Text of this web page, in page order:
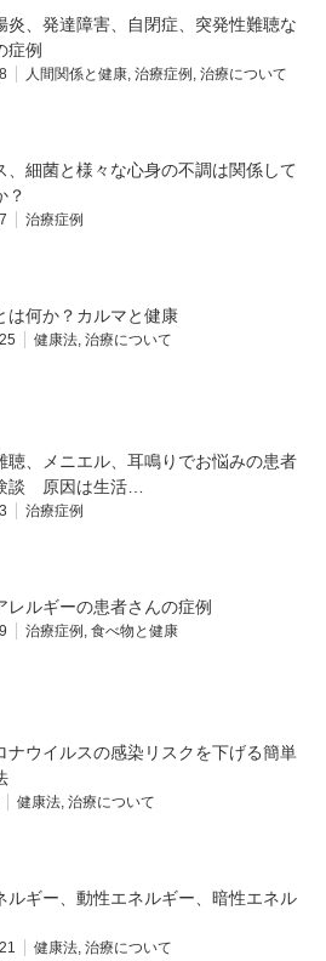
炎、発達障害、自閉症、突発性難聴な
症例
人間関係と健康, 治療症例 , 治療について
、細菌と様々な心身の不調は関係して
？
治療症例
は何か？カルマと健康
健康法, 治療について
聴、メニエル、耳鳴りでお悩みの患者
談 原因は生活…
治療症例
レルギーの患者さんの症例
治療症例 , 食べ物と健康
ナウイルスの感染リスクを下げる簡単
健康法, 治療について
ルギー、動性エネルギー、暗性エネル
健康法, 治療について